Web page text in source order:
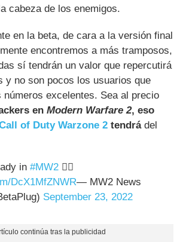
cabeza de los enemigos.
en la beta, de cara a la versión final
encontremos a más tramposos,
sí tendrán un valor que repercutirá
y no son pocos los usuarios que
números excelentes. Sea al precio
enModern Warfare 2, eso
of Duty Warzone 2 tendrádel
in#MW2 👍🏽
DcX1MfZNWR— MW2 News
September 23, 2022